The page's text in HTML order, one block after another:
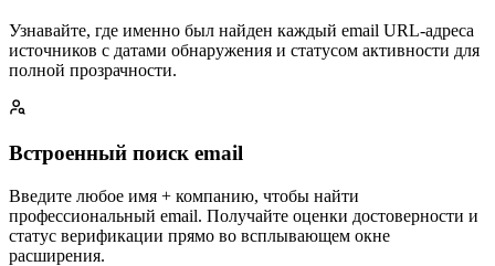
Узнавайте, где именно был найден каждый email URL-адреса
источников с датами обнаружения и статусом активности для
полной прозрачности.
Встроенный поиск email
Введите любое имя + компанию, чтобы найти
профессиональный email. Получайте оценки достоверности и
статус верификации прямо во всплывающем окне
расширения.